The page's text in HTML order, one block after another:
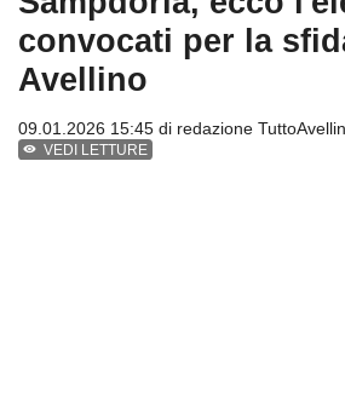
convocati per la
Avellino
09.01.2026 15:45 di redazione
VEDI LETTURE